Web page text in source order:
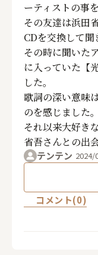
ーティストの事
その友達は浜田
CDを交換して聞
その時に聞いた
に入っていた【
した。
歌詞の深い意味
のを感じました。
それ以来大好き
省吾さんとの出
テンテン 2024/
コメント(0)